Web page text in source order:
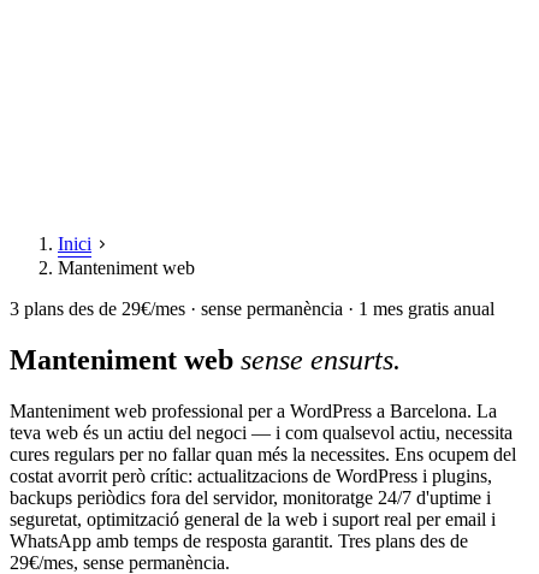
Inici
Manteniment web
3 plans des de 29€/mes · sense permanència · 1 mes gratis anual
Manteniment web sense ensurts.
Manteniment web professional per a WordPress a Barcelona. La
teva web és un actiu del negoci — i com qualsevol actiu, necessita
cures regulars per no fallar quan més la necessites. Ens ocupem del
costat avorrit però crític: actualitzacions de WordPress i plugins,
backups periòdics fora del servidor, monitoratge 24/7 d'uptime i
seguretat, optimització general de la web i suport real per email i
WhatsApp amb temps de resposta garantit. Tres plans des de
29€/mes, sense permanència.